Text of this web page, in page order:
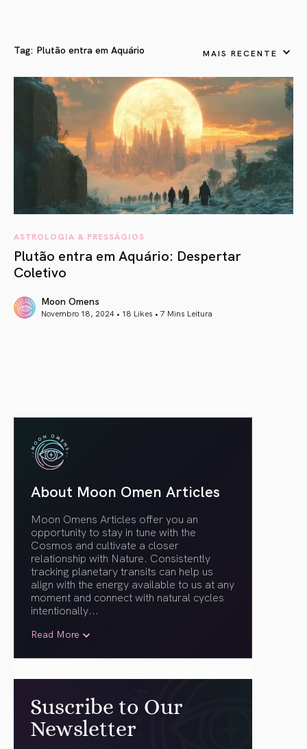
Tag: Plutão entra em Aquário MAIS RECENTE
ASTROLOGIA & PRESSÁGIOS
Plutão entra em Aquário: Despertar
Coletivo
Moon Omens
Novembro 18, 2024 • 18 Likes • 7 Mins Leitura
About Moon Omen Articles
Moon Omens Articles offer you an
opportunity to stay in tune with the
Cosmos and cultivate a closer
relationship with Nature. Consistently
tracking planetary transits can help us
align with the energy available to us at any
moment and connect with natural cycles
intentionally...
Read More
Suscribe to Our
Newsletter